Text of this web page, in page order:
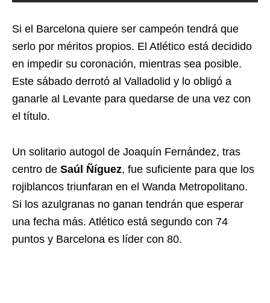
Si el Barcelona quiere ser campeón tendrá que
serlo por méritos propios. El Atlético está decidido
en impedir su coronación, mientras sea posible.
Este sábado derrotó al Valladolid y lo obligó a
ganarle al Levante para quedarse de una vez con
el título.
Un solitario autogol de Joaquín Fernández, tras
centro de Saúl Ñíguez, fue suficiente para que los
rojiblancos triunfaran en el Wanda Metropolitano.
Si los azulgranas no ganan tendrán que esperar
una fecha más. Atlético está segundo con 74
puntos y Barcelona es líder con 80.